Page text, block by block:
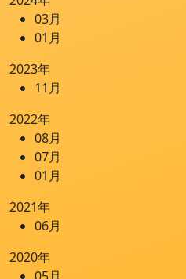
03月
01月
2023年
11月
2022年
08月
07月
01月
2021年
06月
2020年